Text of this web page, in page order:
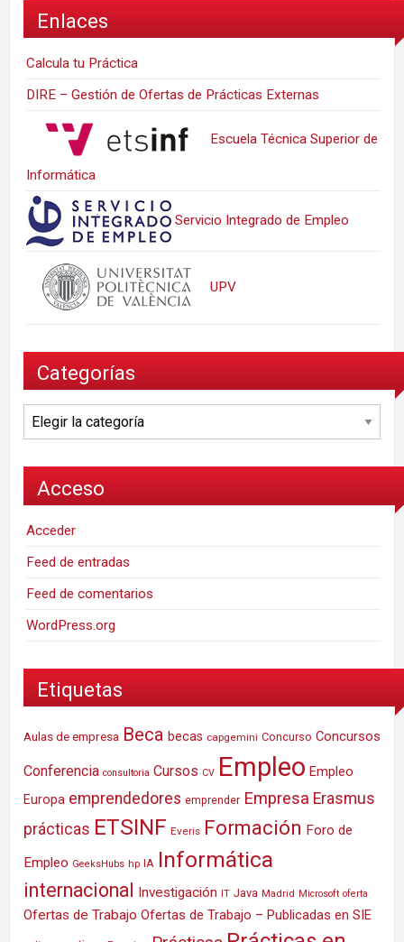
Enlaces
Calcula tu Práctica
DIRE – Gestión de Ofertas de Prácticas Externas
Escuela Técnica Superior de
Informática
Servicio Integrado de Empleo
UPV
Categorías
Categorías
Acceso
Acceder
Feed de entradas
Feed de comentarios
WordPress.org
Etiquetas
Aulas de empresa Beca becas capgemini Concurso Concursos
Conferencia consultoria Cursos CV Empleo Empleo
Europa emprendedores emprender Empresa Erasmus
prácticas ETSINF Everis Formación Foro de
Empleo GeeksHubs hp IA Informática
internacional Investigación IT Java Madrid Microsoft oferta
Ofertas de Trabajo Ofertas de Trabajo – Publicadas en SIE